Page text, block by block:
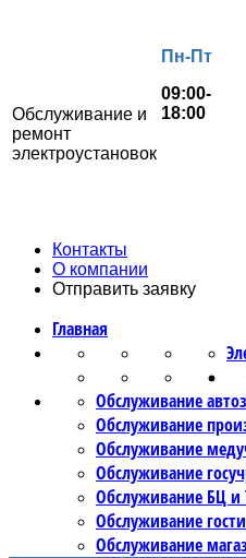
Обслуживание и
ремонт
электроустановок
Пн-Пт
09:00-
18:00
Контакты
О компании
Отправить заявку
Главная
Обслуживание
Обслуживание
Обслуживание
Обслуживание
Обслуживание БЦ и
Обслуживание
Обслуживание